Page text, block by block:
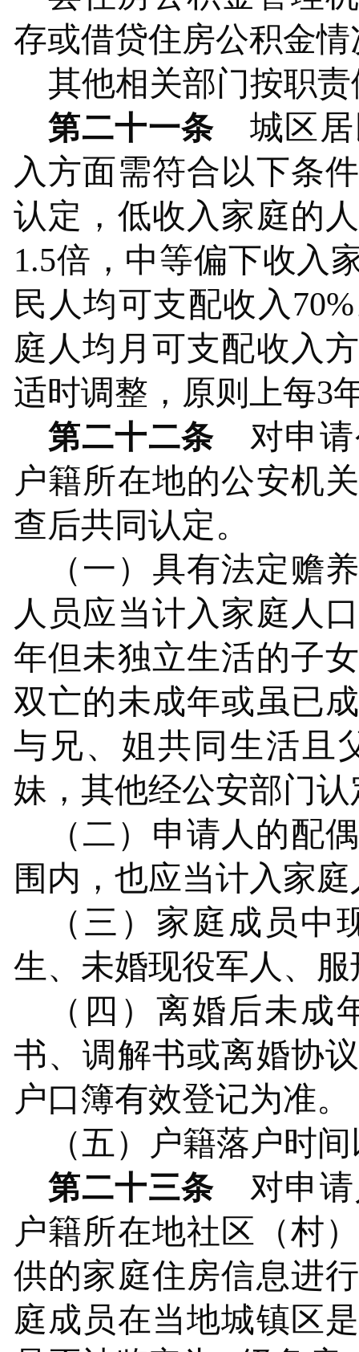
存或借贷住房公积金情
其他相关部门按职
第二十一条
城区
入方面需符合以下条
认定，低收入家庭的
1.5倍，中等偏下收入
民人均可支配收入
庭人均月可支配收入
适时调整，原则上每3
第二十二条
对申
户籍所在地的公安机
查后共同认定。
（一）具有法定赡
人员应当计入家庭人
年但未独立生活的子
双亡的未成年或虽已
与兄、姐共同生活且
妹，其他经公安部门
（二）申请人的配
围内，也应当计入家
（三）家庭成员中
生、未婚现役军人、
（四）离婚后未
书、调解书或离婚协
户口簿有效登记为准。
（五）户籍落户时
第二十三条
对申
户籍所在地社区（村
供的家庭住房信息进
庭成员在当地城镇区